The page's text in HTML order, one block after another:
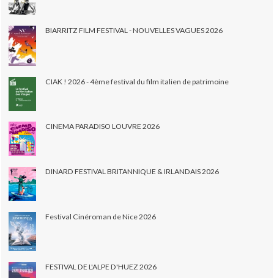
BIARRITZ FILM FESTIVAL - NOUVELLES VAGUES 2026
CIAK ! 2026 - 4ème festival du film italien de patrimoine
CINEMA PARADISO LOUVRE 2026
DINARD FESTIVAL BRITANNIQUE & IRLANDAIS 2026
Festival Cinéroman de Nice 2026
FESTIVAL DE L'ALPE D'HUEZ 2026